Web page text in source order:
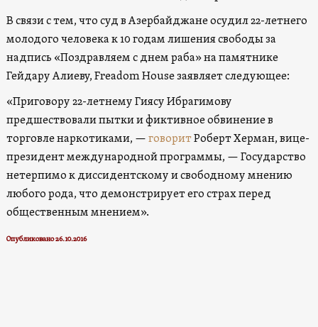
В связи с тем, что суд в Азербайджане осудил 22-летнего
молодого человека к 10 годам лишения свободы за
надпись «Поздравляем с днем раба» на памятнике
Гейдару Алиеву, Freadom House заявляет следующее:
«Приговору 22-летнему Гиясу Ибрагимову
предшествовали пытки и фиктивное обвинение в
торговле наркотиками, — говоритРоберт Херман, вице-
президент международной программы, — Государство
нетерпимо к диссидентскому и свободному мнению
любого рода, что демонстрирует его страх перед
общественным мнением».
Опубликовано 26.10.2016